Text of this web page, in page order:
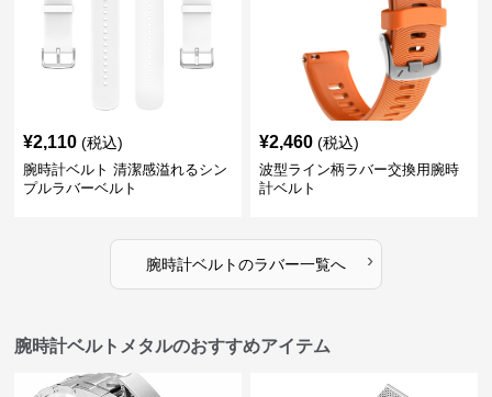
¥2,110 (税込)
腕時計ベルト 清潔感溢れるシン
プルラバーベルト
¥2,460 (税込)
波型ライン柄ラバー交換用腕時
計ベルト
腕時計ベルトのラバー一覧へ ›
腕時計ベルトメタルのおすすめアイテム